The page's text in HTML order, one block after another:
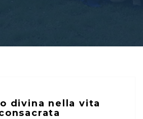
divina nella vita